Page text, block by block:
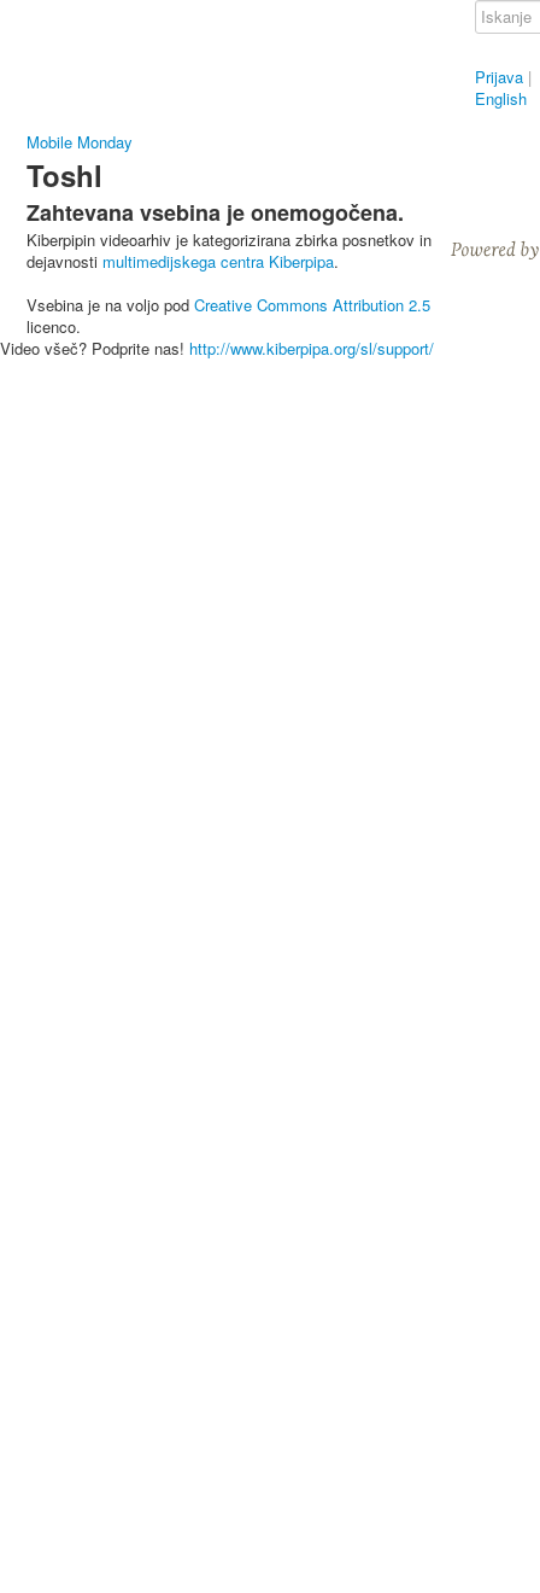
Prijava |
English
Mobile Monday
Toshl
Zahtevana vsebina je onemogočena.
Kiberpipin videoarhiv je kategorizirana zbirka posnetkov in
dejavnosti multimedijskega centra Kiberpipa.
Vsebina je na voljo pod Creative Commons Attribution 2.5
licenco.
Video všeč? Podprite nas! http://www.kiberpipa.org/sl/support/